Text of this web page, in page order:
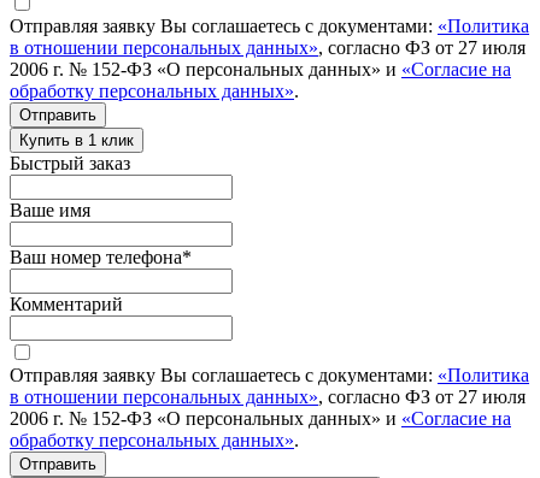
Отправляя заявку Вы соглашаетесь с документами: «Политика
в отношении персональных данных», согласно ФЗ от 27 июля
2006 г. № 152-ФЗ «О персональных данных» и «Согласие на
обработку персональных данных».
Отправить
Купить в 1 клик
Быстрый заказ
Ваше имя
Ваш номер телефона*
Комментарий
Отправляя заявку Вы соглашаетесь с документами: «Политика
в отношении персональных данных», согласно ФЗ от 27 июля
2006 г. № 152-ФЗ «О персональных данных» и «Согласие на
обработку персональных данных».
Отправить